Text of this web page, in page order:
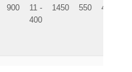
900
11 -
400
1450 550 490